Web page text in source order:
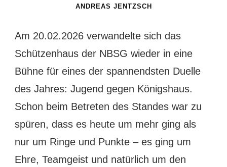
ANDREAS JENTZSCH
Am 20.02.2026 verwandelte sich das
Schützenhaus der NBSG wieder in eine
Bühne für eines der spannendsten Duelle
des Jahres: Jugend gegen Königshaus.
Schon beim Betreten des Standes war zu
spüren, dass es heute um mehr ging als
nur um Ringe und Punkte – es ging um
Ehre, Teamgeist und natürlich um den